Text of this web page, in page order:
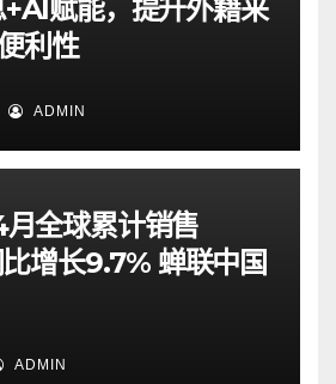
赋能，提升外籍来
利性
ADMIN
全球累计销售
增长9.7% 蝉联中国
ADMIN